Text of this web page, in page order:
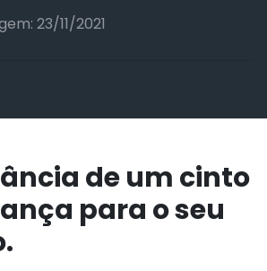
23/11/2021
de um cinto
para o seu